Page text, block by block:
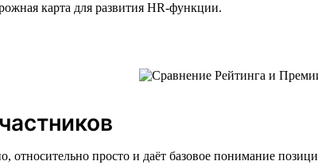
карта для развития HR-функции.
относительно просто и даёт базовое понимание